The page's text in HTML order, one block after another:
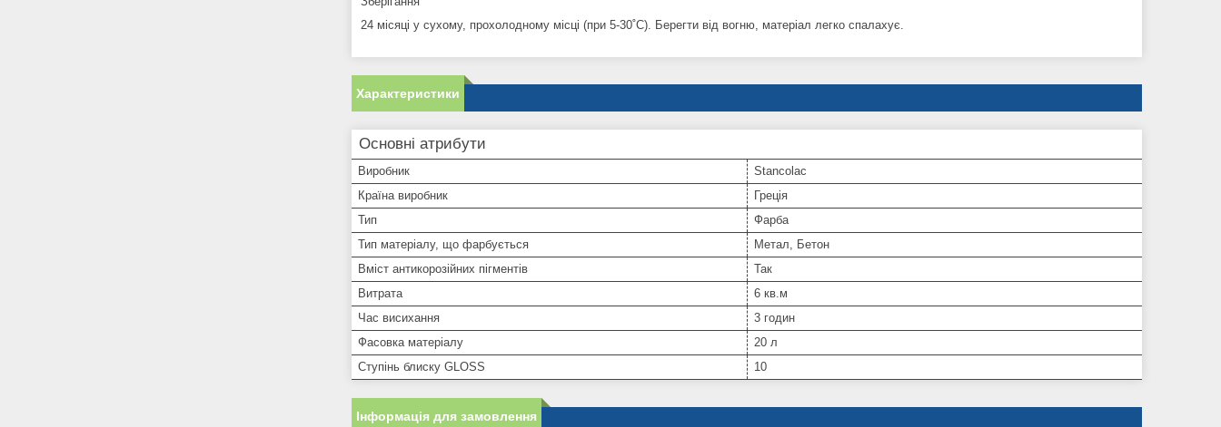
24 місяці у сухому, прохолодному місці (при 5-30˚C). Берегти від вогню, матеріал легко спалахує.
Характеристики
Основні атрибути
Виробник
Stancolac
Країна виробник
Греція
Тип
Фарба
Тип матеріалу, що фарбується
Метал, Бетон
Вміст антикорозійних пігментів
Так
Витрата
6 кв.м
Час висихання
3 годин
Фасовка матеріалу
20 л
Ступінь блиску GLOSS
10
Інформація для замовлення